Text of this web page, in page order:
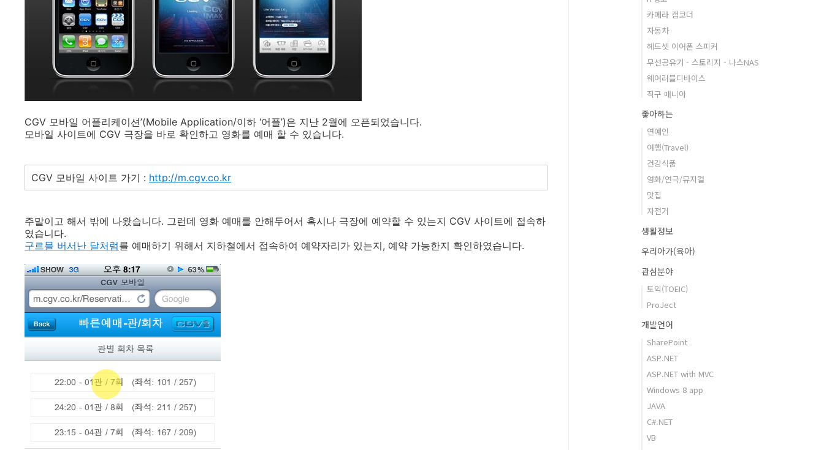
CGV 모바일 어플리케이션’(Mobile Application/이하 ‘어플’)은 지난 2월에 오픈되었습니다.
모바일 사이트에 CGV 극장을 바로 확인하고 영화를 예매 할 수 있습니다.
CGV 모바일 사이트 가기 : http://m.cgv.co.kr
주말이고 해서 밖에 나왔습니다. 그런데 영화 예매를 안해두어서 혹시나 극장에 예약할 수 있는지 CGV 사이트에 접속하
였습니다.
구르믈 버서난 달처럼를 예매하기 위해서 지하철에서 접속하여 예약자리가 있는지, 예약 가능한지 확인하였습니다.
카메라 캠코더
자동차
헤드셋 이어폰 스피커
무선공유기 - 스토리지 - 나스NAS
웨어러블디바이스
직구 매니아
좋아하는
연예인
여행(Travel)
건강식품
영화/연극/뮤지컬
맛집
자전거
생활정보
우리아가(육아)
관심분야
토익(TOEIC)
ProJect
개발언어
SharePoint
ASP.NET
ASP.NET with MVC
Windows 8 app
JAVA
C#.NET
VB